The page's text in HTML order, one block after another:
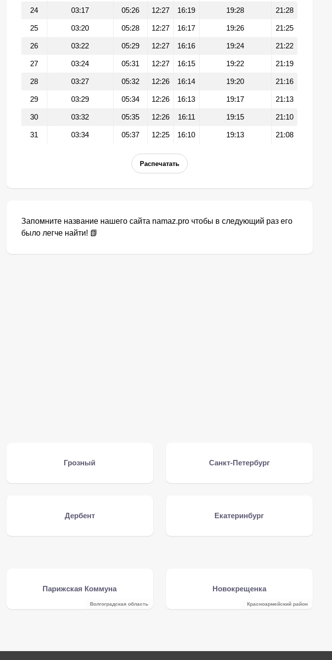
24 03:17 05:26 12:27 16:19 19:28 21:28
25 03:20 05:28 12:27 16:17 19:26 21:25
26 03:22 05:29 12:27 16:16 19:24 21:22
27 03:24 05:31 12:27 16:15 19:22 21:19
28 03:27 05:32 12:26 16:14 19:20 21:16
29 03:29 05:34 12:26 16:13 19:17 21:13
30 03:32 05:35 12:26 16:11 19:15 21:10
31 03:34 05:37 12:25 16:10 19:13 21:08
Распечатать
Запомните название нашего сайта namaz.pro чтобы в следующий раз его
было легче найти! 📗
Грозный Санкт-Петербург
Дербент Екатеринбург
Парижская Коммуна
Волгоградская область
Новокрещенка
Красноармейский район